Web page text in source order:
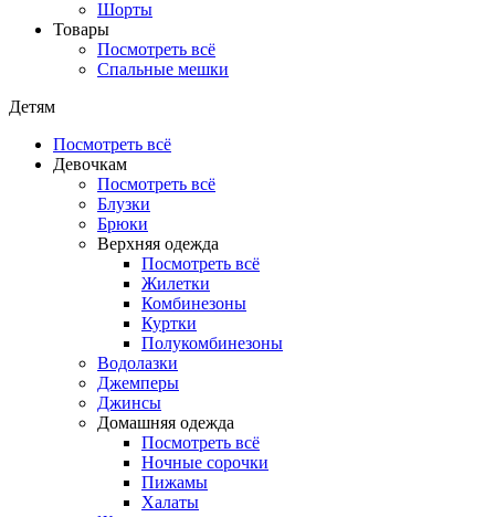
Шорты
Товары
Посмотреть всё
Спальные мешки
Детям
Посмотреть всё
Девочкам
Посмотреть всё
Блузки
Брюки
Верхняя одежда
Посмотреть всё
Жилетки
Комбинезоны
Куртки
Полукомбинезоны
Водолазки
Джемперы
Джинсы
Домашняя одежда
Посмотреть всё
Ночные сорочки
Пижамы
Халаты